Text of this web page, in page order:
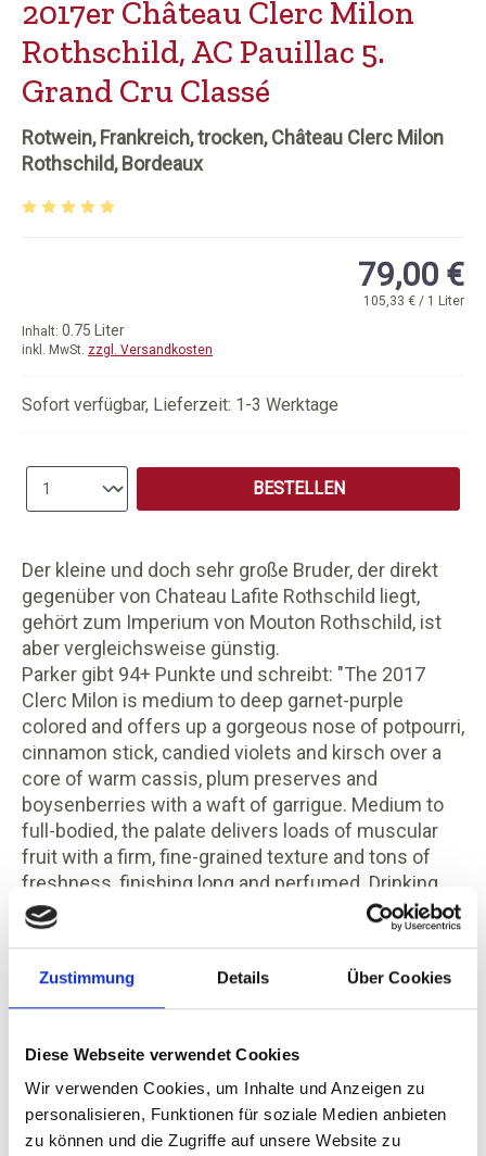
Zustimmung Details Über Cookies
Diese Webseite verwendet Cookies
Wir verwenden Cookies, um Inhalte und Anzeigen zu
personalisieren, Funktionen für soziale Medien anbieten
zu können und die Zugriffe auf unsere Website zu
Der kleine und doch sehr große Bruder, der direkt
gegenüber von Chateau Lafite Rothschild liegt,
gehört zum Imperium von Mouton Rothschild, ist
aber vergleichsweise günstig.
Parker gibt 94+ Punkte und schreibt: "The 2017
Clerc Milon is medium to deep garnet-purple
colored and offers up a gorgeous nose of potpourri,
cinnamon stick, candied violets and kirsch over a
core of warm cassis, plum preserves and
boysenberries with a waft of garrigue. Medium to
full-bodied, the palate delivers loads of muscular
fruit with a firm, fine-grained texture and tons of
freshness, finishing long and perfumed. Drinking
Window : 2022 - 2045. 94+." - James Suckling
bewertert den Wein mit 95 Punkten: "This is a rich
pine needles and graphite. Black licorice, too. Full-
bodied, crisp and creamy with fantastic tannin
cabernet sauvignon, 23% merlot, 14% cabernet
franc, 2% petit verdot and 1% carmenere. Try after
2022."
2017er Château Clerc Milon
Rothschild, AC Pauillac 5.
Grand Cru Classé
Rotwein, Frankreich, trocken, Château Clerc Milon
Rothschild, Bordeaux
79,00 €
105,33 € / 1 Liter
Inhalt: 0.75 Liter
inkl. MwSt. zzgl. Versandkosten
Sofort verfügbar, Lieferzeit: 1-3 Werktage
Produkt Anzahl: Gib den gewünschten
BESTELLEN